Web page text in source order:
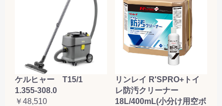
ケルヒャー T15/1
1.355-308.0
￥48,510
リンレイ R'SPRO+トイ
レ防汚クリーナー
18L/400mL(小分け用空ボ